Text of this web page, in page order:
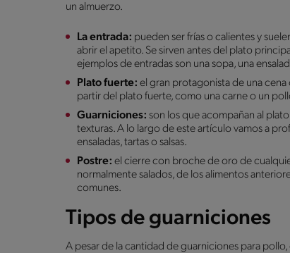
un almuerzo.
La entrada: pueden ser frías o calientes y
abrir el apetito. Se sirven antes del plato
ejemplos de entradas son una sopa, una
Plato fuerte: el gran protagonista de una
partir del plato fuerte, como una carne o un
Guarniciones: son los que acompañan al
texturas. A lo largo de este artículo vamos a
ensaladas, tartas o salsas.
Postre: el cierre con broche de oro de
normalmente salados, de los alimentos
comunes.
Tipos de guarniciones
A pesar de la cantidad de guarniciones para